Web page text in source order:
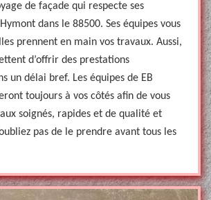
de façade qui respecte ses
dans le 88500. Ses équipes vous
prennent en main vos travaux. Aussi,
d’offrir des prestations
un délai bref. Les équipes de EB
toujours à vos côtés afin de vous
soignés, rapides et de qualité et
pas de le prendre avant tous les